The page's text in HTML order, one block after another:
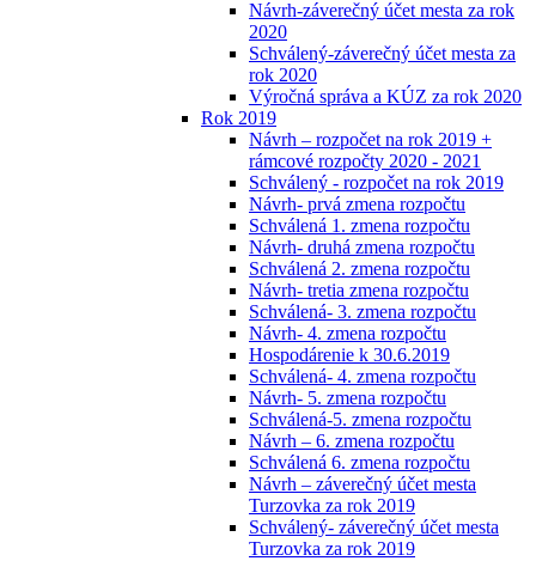
Návrh-záverečný účet mesta za rok
2020
Schválený-záverečný účet mesta za
rok 2020
Výročná správa a KÚZ za rok 2020
Rok 2019
Návrh – rozpočet na rok 2019 +
rámcové rozpočty 2020 - 2021
Schválený - rozpočet na rok 2019
Návrh- prvá zmena rozpočtu
Schválená 1. zmena rozpočtu
Návrh- druhá zmena rozpočtu
Schválená 2. zmena rozpočtu
Návrh- tretia zmena rozpočtu
Schválená- 3. zmena rozpočtu
Návrh- 4. zmena rozpočtu
Hospodárenie k 30.6.2019
Schválená- 4. zmena rozpočtu
Návrh- 5. zmena rozpočtu
Schválená-5. zmena rozpočtu
Návrh – 6. zmena rozpočtu
Schválená 6. zmena rozpočtu
Návrh – záverečný účet mesta
Turzovka za rok 2019
Schválený- záverečný účet mesta
Turzovka za rok 2019